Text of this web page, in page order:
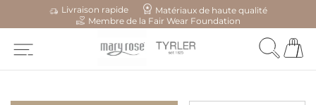
Livraison rapide
Matériaux de haute qualité
Membre de la Fair Wear Foundation